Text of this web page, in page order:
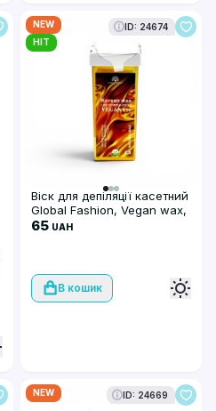
NEW
HIT
ID: 24674
Віск для депіляції касетний
Global Fashion, Vegan wax,
100мл, Natural
65 UAH
В кошик
NEW ID: 24669